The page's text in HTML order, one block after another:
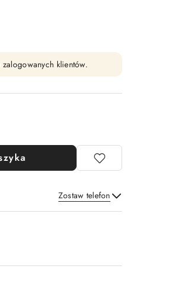
klientów.
Zostaw telefon
Wyślij